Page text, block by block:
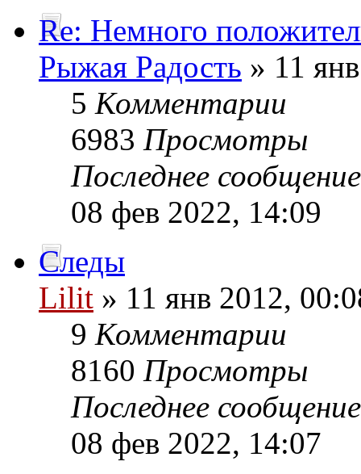
Re: Немного
Рыжая Радость » 11
5 Комментарии
6983 Просмотры
Последнее
08 фев 2022, 14:09
Следы
Lilit » 11 янв 2012,
9 Комментарии
8160 Просмотры
Последнее
08 фев 2022, 14:07